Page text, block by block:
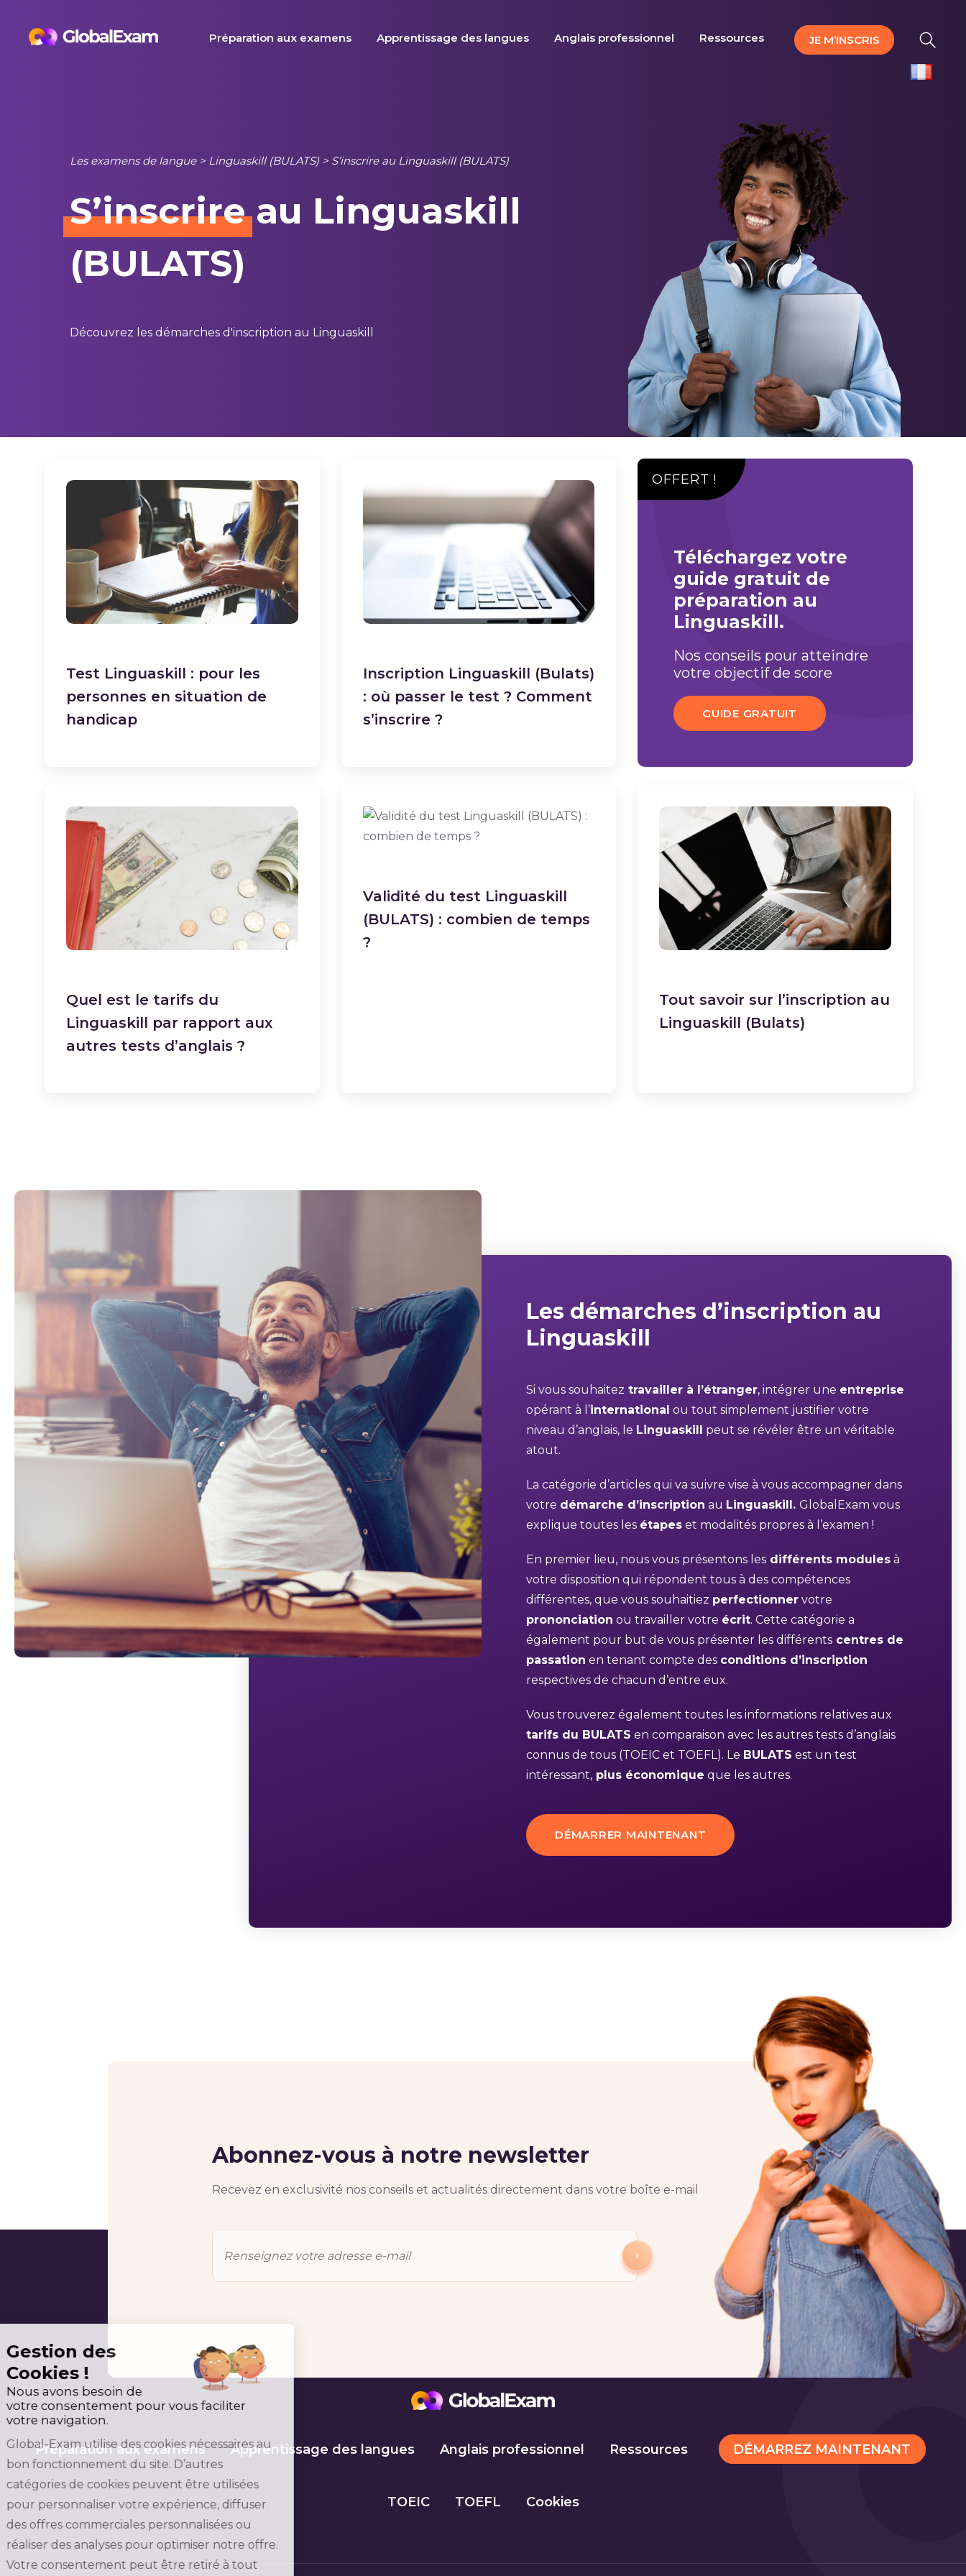
Préparation aux examens Apprentissage des langues Anglais professionnel Ressources JE M’INSCRIS
Les examens de langue> Linguaskill (BULATS) > S’inscrire au Linguaskill (BULATS)
S’inscrireau Linguaskill
(BULATS)
Découvrez les démarches d'inscription au Linguaskill
Test Linguaskill : pour les
personnes en situation de
handicap
Inscription Linguaskill (Bulats)
: où passer le test ? Comment
s’inscrire ?
OFFERT !
Téléchargez votre
guide gratuit de
préparation au
Linguaskill.
Nos conseils pour atteindre
votre objectif de score
GUIDE GRATUIT
Quel est le tarifs du
Linguaskill par rapport aux
autres tests d’anglais ?
Validité du test Linguaskill
(BULATS) : combien de temps
?
Tout savoir sur l’inscription au
Linguaskill (Bulats)
Les démarches d’inscription au
Linguaskill
Si vous souhaitez travailler à l’étranger, intégrer une entreprise
opérant à l’international ou tout simplement justifier votre
niveau d’anglais, le Linguaskill peut se révéler être un véritable
atout.
La catégorie d’articles qui va suivre vise à vous accompagner dans
votre démarche d’inscription au Linguaskill. GlobalExam vous
explique toutes les étapes et modalités propres à l’examen !
En premier lieu, nous vous présentons les différents modules à
votre disposition qui répondent tous à des compétences
différentes, que vous souhaitiez perfectionner votre
prononciation ou travailler votre écrit. Cette catégorie a
également pour but de vous présenter les différents centres de
passation en tenant compte des conditions d’inscription
respectives de chacun d’entre eux.
Vous trouverez également toutes les informations relatives aux
tarifs du BULATS en comparaison avec les autres tests d’anglais
connus de tous (TOEIC et TOEFL). Le BULATS est un test
intéressant, plus économique que les autres.
DÉMARRER MAINTENANT
Abonnez-vous à notre newsletter
Recevez en exclusivité nos conseils et actualités directement dans votre boîte e-mail
Préparation aux examens Apprentissage des langues Anglais professionnel Ressources DÉMARREZ MAINTENANT
TOEIC TOEFL Cookies
Gestion des
Cookies !
Nous avons besoin de
votre consentement pour vous faciliter
votre navigation.
Global-Exam utilise des cookies nécessaires au
bon fonctionnement du site. D’autres
catégories de cookies peuvent être utilisées
pour personnaliser votre expérience, diffuser
des offres commerciales personnalisées ou
réaliser des analyses pour optimiser notre offre.
Votre consentement peut être retiré à tout